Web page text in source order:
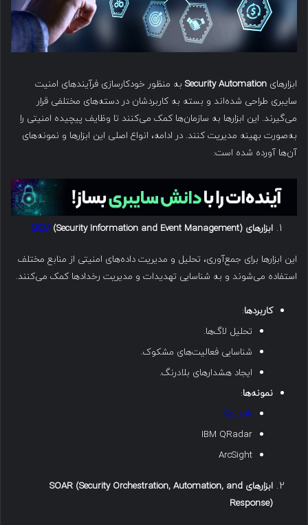
ابزارهای Security Automation به منظور خودکارسازی فرآیندهای امنیت
سایبری طراحی شده‌اند و بسته به کاربردشان در دسته‌های مختلفی قرار
می‌گیرند. این ابزارها به سازمان‌ها کمک می‌کنند تا وظایف پیچیده امنیتی را
به‌صورت بهینه مدیریت کنند. در ادامه، انواع اصلی این ابزارها و نمونه‌های
آن‌ها آورده شده است:
ابزارهای (Security Information and Event Management)
این ابزارها برای جمع‌آوری، تحلیل و مدیریت داده‌های امنیتی از منابع مختلف
استفاده می‌شوند و به شناسایی تهدیدات و مدیریت رخدادها کمک می‌کنند.
کاربردها:
تحلیل لاگ‌ها.
شناسایی فعالیت‌های مشکوک.
ایجاد هشدارهای بلادرنگ.
نمونه‌ها:
Splunk
IBM QRadar
ArcSight
ابزارهای SOAR (Security Orchestration, Automation, and
Response)